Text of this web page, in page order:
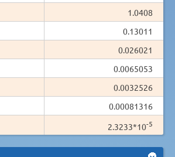
1.0408
0.13011
0.026021
0.0065053
0.0032526
0.00081316
2.3233*10-5